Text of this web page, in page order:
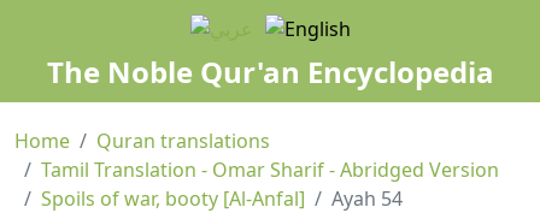
The Noble Qur'an Encyclopedia
Home
Quran translations
Tamil Translation - Omar Sharif - Abridged Version
Spoils of war, booty [Al-Anfal]
Ayah 54